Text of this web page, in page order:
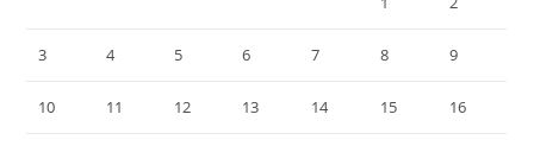
3 4 5 6 7 8 9
10 11 12 13 14 15 16